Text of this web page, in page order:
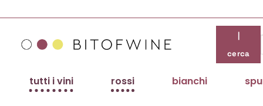
ai
|
cerca
tutti i vini rossi bianchi